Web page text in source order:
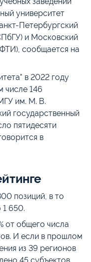
университет
Петербургский
и Московский
сообщается на
в 2022 году
числе 146
им. М. В.
государственный
пятидесяти
в
позиций, в то
1 650.
от общего числа
И если в прошлом
из 39 регионов
45 субъектов